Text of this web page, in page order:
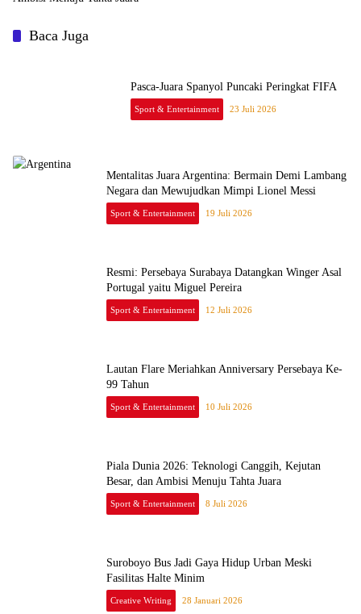
Baca Juga
Pasca-Juara Spanyol Puncaki Peringkat FIFA
Sport & Entertainment 23 Juli 2026
Mentalitas Juara Argentina: Bermain Demi Lambang
Negara dan Mewujudkan Mimpi Lionel Messi
Sport & Entertainment 19 Juli 2026
Resmi: Persebaya Surabaya Datangkan Winger Asal
Portugal yaitu Miguel Pereira
Sport & Entertainment 12 Juli 2026
Lautan Flare Meriahkan Anniversary Persebaya Ke-
99 Tahun
Sport & Entertainment 10 Juli 2026
Piala Dunia 2026: Teknologi Canggih, Kejutan
Besar, dan Ambisi Menuju Tahta Juara
Sport & Entertainment 8 Juli 2026
Suroboyo Bus Jadi Gaya Hidup Urban Meski
Fasilitas Halte Minim
Creative Writing 28 Januari 2026